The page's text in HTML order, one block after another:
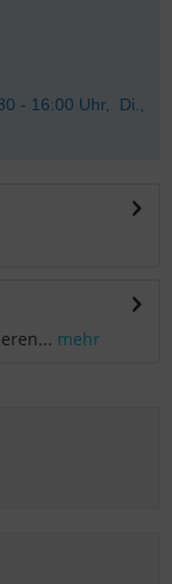
- 16:00 Uhr, Di.,
mehr